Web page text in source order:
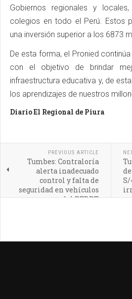
Gobiernos regionales y
colegios en todo el Perú. Estos
una inversión superior a los 6873
De esta forma, el Pronied
con el objetivo de brindar
infraestructura educativa y, de
los aprendizajes de nuestros
Diario El Regional de Piura
PREVIOUS ARTICLE
Tumbes: Contraloría
alerta inadecuado
control y falta de
seguridad en vehículos
del PEBPT
S/